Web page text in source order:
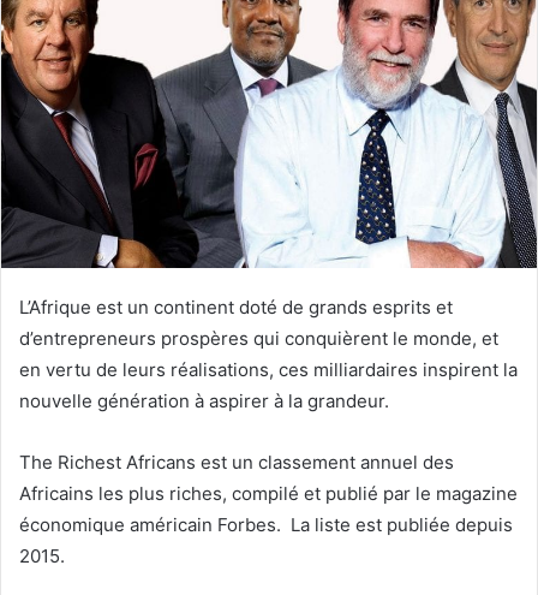
L’Afrique est un continent doté de grands esprits et
d’entrepreneurs prospères qui conquièrent le monde, et
en vertu de leurs réalisations, ces milliardaires inspirent la
nouvelle génération à aspirer à la grandeur.
The Richest Africans est un classement annuel des
Africains les plus riches, compilé et publié par le magazine
économique américain Forbes. La liste est publiée depuis
2015.